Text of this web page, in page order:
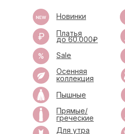
Осенняя
коллекция
Новинки
Платья
до 60.000₽
Пышные
Прямые/
греческие
Для утра
Sale